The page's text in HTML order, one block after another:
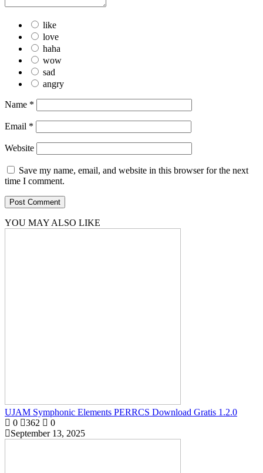
like
love
haha
wow
sad
angry
Name *
Email *
Website
Save my name, email, and website in this browser for the next
time I comment.
YOU MAY ALSO LIKE
UJAM Symphonic Elements PERRCS Download Gratis 1.2.0
0
362
0
September 13, 2025